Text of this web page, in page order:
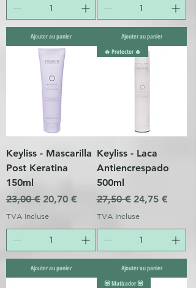
Ajouter au panier Ajouter au panier
Keyliss - Mascarilla
Post Keratina
150ml
Prix original
23,00 € Prix promotionnel
20,70 €
TVA Incluse
Ajouter au panier
🔥 Protector 🔥
Keyliss - Laca
Antiencrespado
500ml
Prix original
27,50 € Prix
24,75 €
TVA Incluse
Ajouter au panier
💟 Matizador 💟